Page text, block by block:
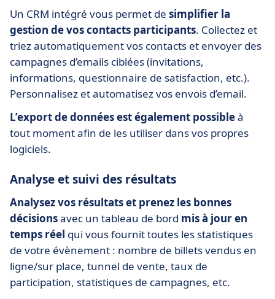
Un CRM intégré vous permet de simplifier la
gestion de vos contacts participants. Collectez et
triez automatiquement vos contacts et envoyer des
campagnes d’emails ciblées (invitations,
informations, questionnaire de satisfaction, etc.).
Personnalisez et automatisez vos envois d’email.
L’export de données est également possibleà
tout moment afin de les utiliser dans vos propres
logiciels.
Analyse et suivi des résultats
Analysez vos résultats et prenez les bonnes
décisionsavec un tableau de bord mis à jour en
temps réel qui vous fournit toutes les statistiques
de votre évènement : nombre de billets vendus en
ligne/sur place, tunnel de vente, taux de
participation, statistiques de campagnes, etc.